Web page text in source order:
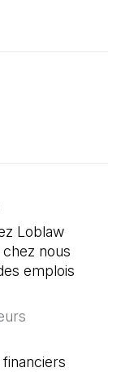
Loblaw
nous
emplois